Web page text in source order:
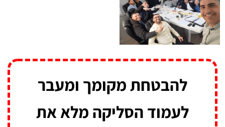
להבטחת מקומך ומעבר
לעמוד הסליקה מלא את